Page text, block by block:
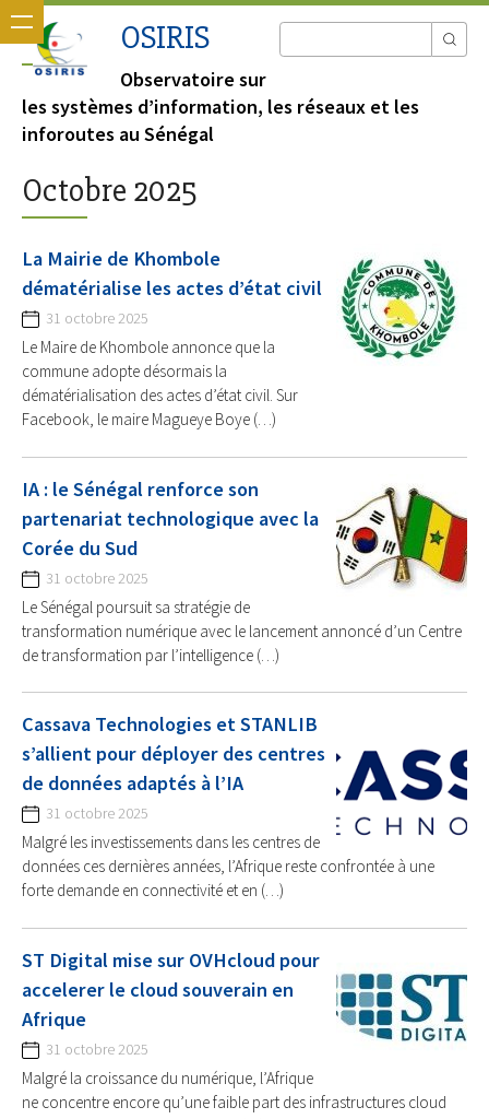
OSIRIS
Observatoire sur
les systèmes d’information, les réseaux et les
inforoutes au Sénégal
Octobre 2025
La Mairie de Khombole
dématérialise les actes d’état civil
31 octobre 2025
Le Maire de Khombole annonce que la
commune adopte désormais la
dématérialisation des actes d’état civil. Sur
Facebook, le maire Magueye Boye (…)
IA : le Sénégal renforce son
partenariat technologique avec la
Corée du Sud
31 octobre 2025
Le Sénégal poursuit sa stratégie de
transformation numérique avec le lancement annoncé d’un Centre
de transformation par l’intelligence (…)
Cassava Technologies et STANLIB
s’allient pour déployer des centres
de données adaptés à l’IA
31 octobre 2025
Malgré les investissements dans les centres de
données ces dernières années, l’Afrique reste confrontée à une
forte demande en connectivité et en (…)
ST Digital mise sur OVHcloud pour
accelerer le cloud souverain en
Afrique
31 octobre 2025
Malgré la croissance du numérique, l’Afrique
ne concentre encore qu’une faible part des infrastructures cloud